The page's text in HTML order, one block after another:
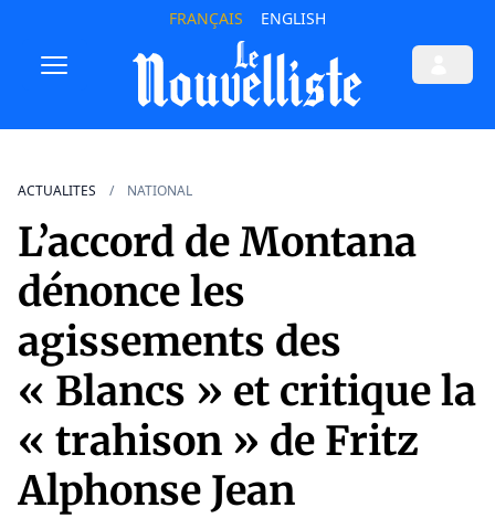
FRANÇAIS ENGLISH
ACTUALITES NATIONAL
L’accord de Montana
dénonce les
agissements des
« Blancs » et critique la
« trahison » de Fritz
Alphonse Jean